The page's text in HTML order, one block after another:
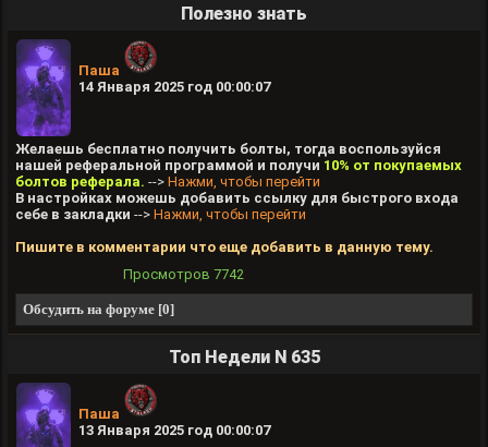
Полезно знать
Паша
14 Января 2025 год 00:00:07
Желаешь бесплатно получить болты, тогда воспользуйся
нашей реферальной программой и получи 10% от покупаемых
болтов реферала. --> Нажми, чтобы перейти
В настройках можешь добавить ссылку для быстрого входа
себе в закладки --> Нажми, чтобы перейти
Пишите в комментарии что еще добавить в данную тему.
Просмотров 7742
Обсудить на форуме [0]
Топ Недели N 635
Паша
13 Января 2025 год 00:00:07